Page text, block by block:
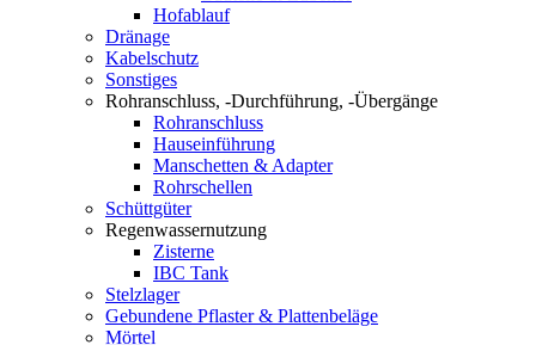
Hofablauf
Dränage
Kabelschutz
Sonstiges
Rohranschluss, -Durchführung, -Übergänge
Rohranschluss
Hauseinführung
Manschetten & Adapter
Rohrschellen
Schüttgüter
Regenwassernutzung
Zisterne
IBC Tank
Stelzlager
Gebundene Pflaster & Plattenbeläge
Mörtel